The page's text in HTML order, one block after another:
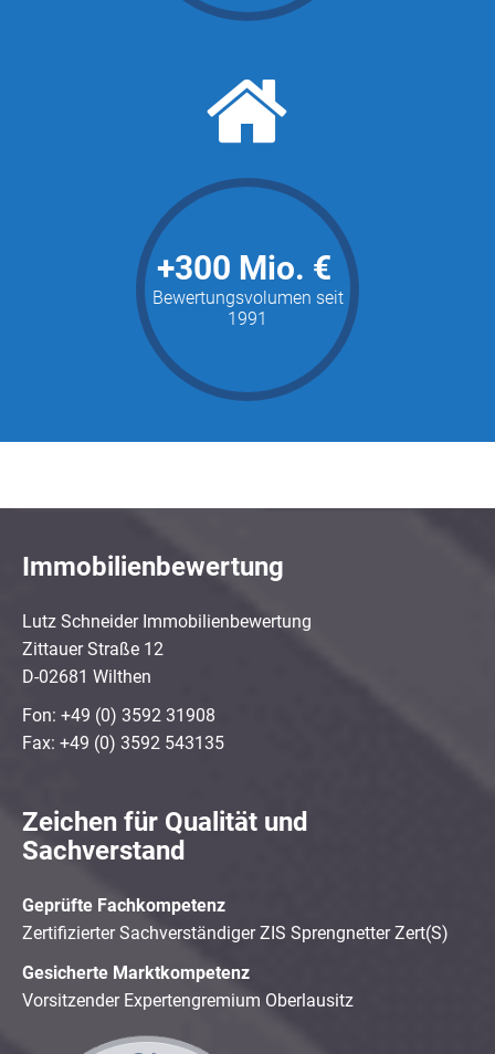
+300 Mio. €
Bewertungsvolumen seit
1991
Immobilienbewertung
Lutz Schneider Immobilienbewertung
Zittauer Straße 12
D-02681 Wilthen
Fon: +49 (0) 3592 31908
Fax: +49 (0) 3592 543135
Zeichen für Qualität und
Sachverstand
Geprüfte Fachkompetenz
Zertifizierter Sachverständiger ZIS Sprengnetter Zert(S)
Gesicherte Marktkompetenz
Vorsitzender Expertengremium Oberlausitz